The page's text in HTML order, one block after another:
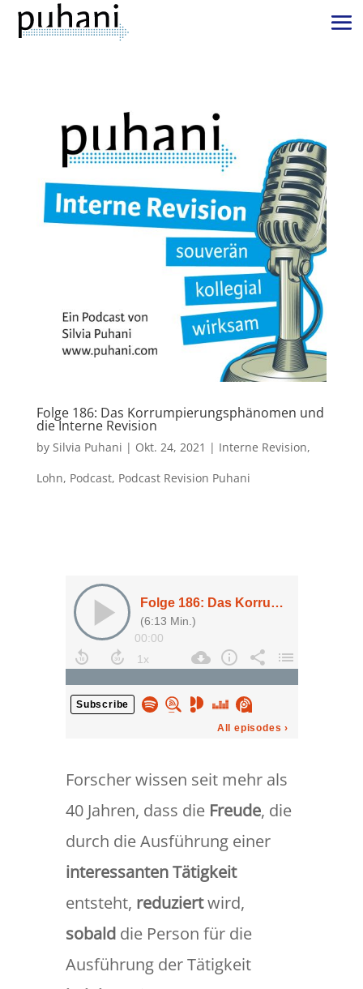
Folge 186: Das Korrumpierungsphänomen und
die Interne Revision
by Silvia Puhani | Okt. 24, 2021 | Interne Revision,
Lohn, Podcast, Podcast Revision Puhani
Forscher wissen seit mehr als
40 Jahren, dass die Freude, die
durch die Ausführung einer
interessanten Tätigkeit
entsteht, reduziertwird,
sobalddie Person für die
Ausführung der Tätigkeit